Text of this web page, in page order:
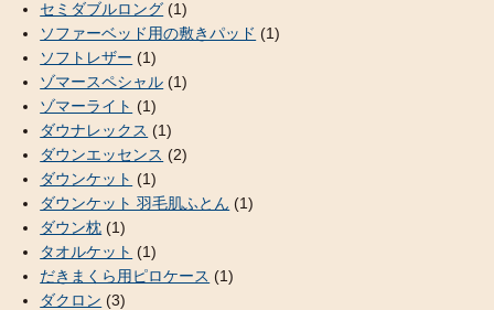
セミダブルロング (1)
ソファーベッド用の敷きパッド (1)
ソフトレザー (1)
ゾマースペシャル (1)
ゾマーライト (1)
ダウナレックス (1)
ダウンエッセンス (2)
ダウンケット (1)
ダウンケット 羽毛肌ふとん (1)
ダウン枕 (1)
タオルケット (1)
だきまくら用ピロケース (1)
ダクロン (3)